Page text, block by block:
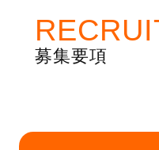
募集要項